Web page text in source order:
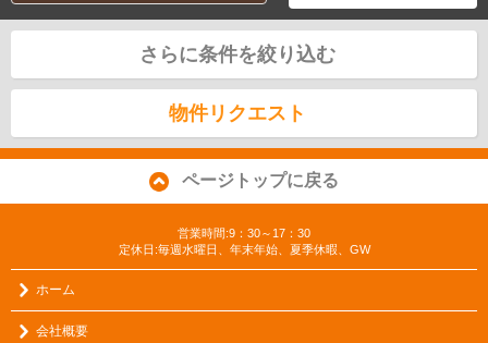
さらに条件を絞り込む
物件リクエスト
ページトップに戻る
営業時間:9：30～17：30
定休日:毎週水曜日、年末年始、夏季休暇、GW
ホーム
会社概要